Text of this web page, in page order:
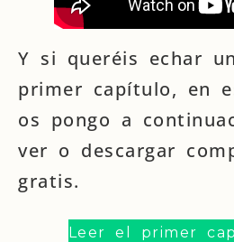
Y si queréis echar
primer capítulo, en
os pongo a
ver o descargar
gratis.
Leer el primer